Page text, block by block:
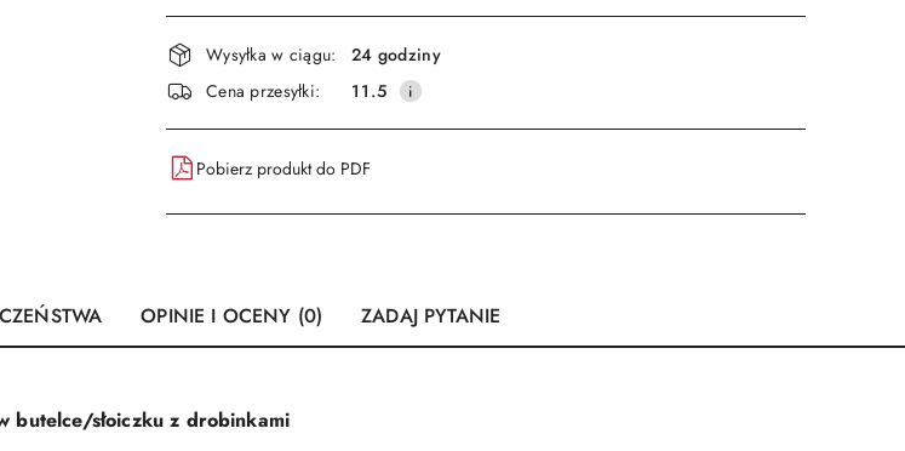
Wyślij
Dostępność
i
dostawa
Wysyłka w ciągu:
24 godziny
Cena przesyłki:
11.5
Pobierz produkt do PDF
OPINIE I OCENY (0) ZADAJ PYTANIE
butelce/słoiczku z drobinkami